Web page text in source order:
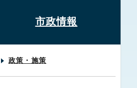
市政情報
政策・施策